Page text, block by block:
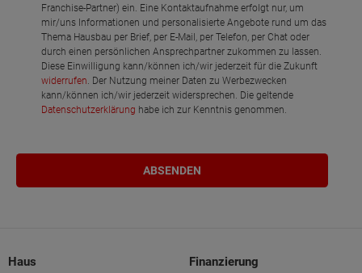
Franchise-Partner) ein. Eine Kontaktaufnahme erfolgt nur, um
mir/uns Informationen und personalisierte Angebote rund um das
Thema Hausbau per Brief, per E-Mail, per Telefon, per Chat oder
durch einen persönlichen Ansprechpartner zukommen zu lassen.
Diese Einwilligung kann/können ich/wir jederzeit für die Zukunft
widerrufen . Der Nutzung meiner Daten zu Werbezwecken
kann/können ich/wir jederzeit widersprechen. Die geltende
Datenschutzerklärung habe ich zur Kenntnis genommen.
Haus Finanzierung